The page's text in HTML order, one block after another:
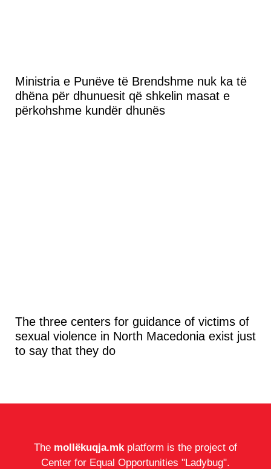
Ministria e Punëve të Brendshme nuk ka të
dhëna për dhunuesit që shkelin masat e
përkohshme kundër dhunës
The three centers for guidance of victims of
sexual violence in North Macedonia exist just
to say that they do
The mollëkuqja.mkplatform is the project of
Center for Equal Opportunities "Ladybug".